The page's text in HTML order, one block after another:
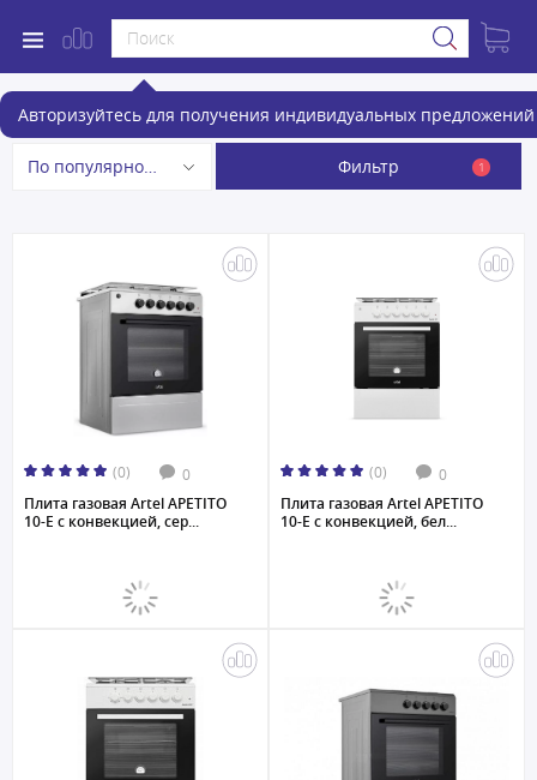
Авторизуйтесь для получения индивидуальных предложений
Газовые плиты
По популярности Фильтр 1
(0) 0
Плита газовая Artel APETITO
10-E с конвекцией, сер...
(0) 0
Плита газовая Artel APETITO
10-E с конвекцией, бел...